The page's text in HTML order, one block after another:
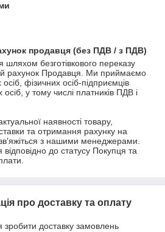
продавця (без ПДВ / з ПДВ)
шляхом безготівкового переказу
рахунок Продавця. Ми приймаємо
осіб, фізичних осіб-підприємців
у тому числі платників ПДВ і
наявності товару,
та отримання рахунку на
з нашими менеджерами.
до статусу Покупця та
про доставку та оплату
доставку замовлень